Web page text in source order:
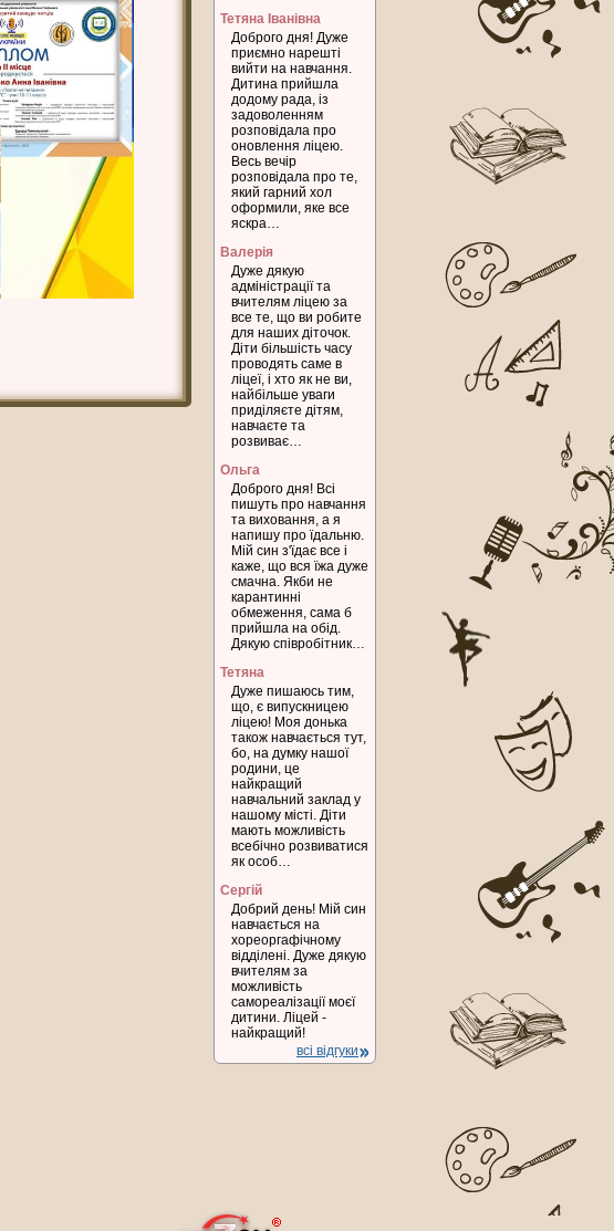
Тетяна Іванівна
Доброго дня! Дуже
приємно нарешті
вийти на навчання.
Дитина прийшла
додому рада, із
задоволенням
розповідала про
оновлення ліцею.
Весь вечір
розповідала про те,
який гарний хол
оформили, яке все
яскра…
Валерія
Дуже дякую
адміністрації та
вчителям ліцею за
все те, що ви робите
для наших діточок.
Діти більшість часу
проводять саме в
ліцеї, і хто як не ви,
найбільше уваги
приділяєте дітям,
навчаєте та
розвиває…
Ольга
Доброго дня! Всі
пишуть про навчання
та виховання, а я
напишу про їдальню.
Мій син з'їдає все і
каже, що вся їжа дуже
смачна. Якби не
карантинні
обмеження, сама б
прийшла на обід.
Дякую співробітник…
Тетяна
Дуже пишаюсь тим,
що, є випускницею
ліцею! Моя донька
також навчається тут,
бо, на думку нашої
родини, це
найкращий
навчальний заклад у
нашому місті. Діти
мають можливість
всебічно розвиватися
як особ…
Сергій
Добрий день! Мій син
навчається на
хореоргафічному
відділені. Дуже дякую
вчителям за
можливість
самореалізації моєї
дитини. Ліцей -
найкращий!
всі відгуки